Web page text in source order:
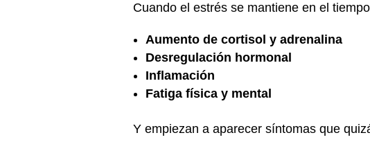
Cuando el estrés se mantiene en el
Aumento de cortisol y adrenalina
Desregulación hormonal
Inflamación
Fatiga física y mental
Y empiezan a aparecer síntomas que